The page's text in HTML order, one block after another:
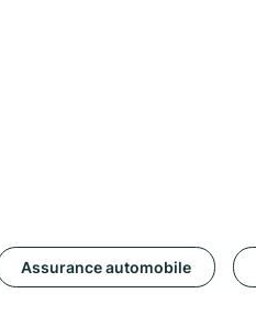
Assurance automobile